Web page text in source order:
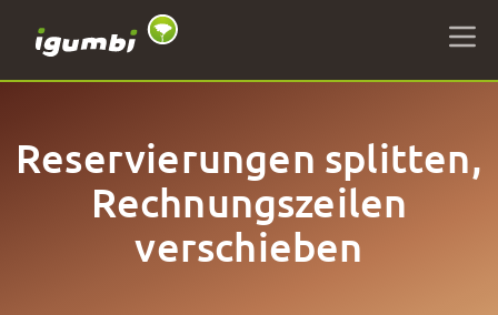
Reservierungen splitten,
Rechnungszeilen
verschieben